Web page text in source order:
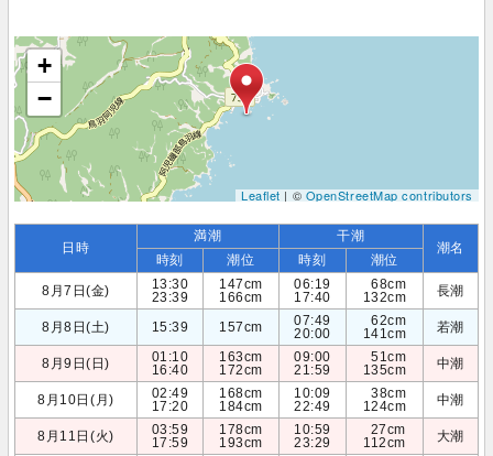
+
−
Leaflet| ©OpenStreetMap contributors
日時
満潮 干潮
潮名
時刻 潮位 時刻
潮位
8月7日(金)
13:30
23:39
147cm
166cm
06:19
17:40
68cm
132cm
長潮
8月8日(土) 15:39 157cm
07:49
20:00
62cm
141cm
若潮
8月9日(日)
01:10
16:40
163cm
172cm
09:00
21:59
51cm
135cm
中潮
8月10日(月)
02:49
17:20
168cm
184cm
10:09
22:49
38cm
124cm
中潮
8月11日(火)
03:59
17:59
178cm
193cm
10:59
23:29
27cm
112cm
大潮